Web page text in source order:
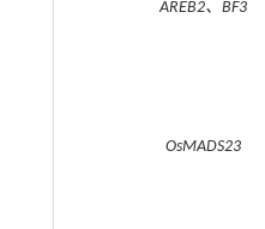
AREB2、BF3
OsMADS23